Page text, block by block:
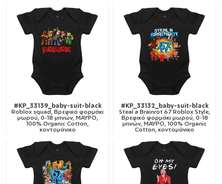
#KP_33139_baby-suit-black
Roblox squad, Βρεφικό φορμάκι
μωρού, 0-18 μηνών, ΜΑΥΡΟ,
100% Organic Cotton,
κοντομάνικο
#KP_33132_baby-suit-black
Steal a Brainrot 67 Roblox Style,
Βρεφικό φορμάκι μωρού, 0-18
μηνών, ΜΑΥΡΟ, 100% Organic
Cotton, κοντομάνικο